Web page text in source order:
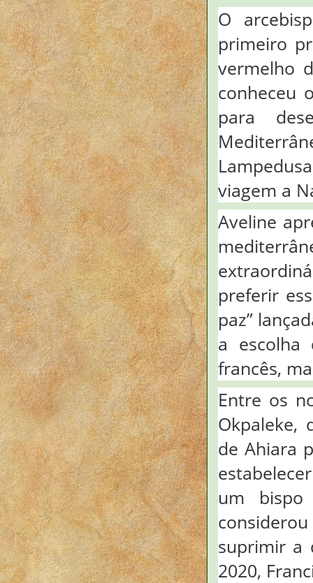
O
primeiro
vermelho
conheceu
para
viagem a
Aveline
preferir
paz”
a escolha
francês,
Entre os
Okpaleke,
de Ahiara
um
considerou
suprimir a
2020,